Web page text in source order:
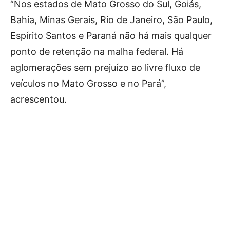
“Nos estados de Mato Grosso do Sul, Goiás,
Bahia, Minas Gerais, Rio de Janeiro, São Paulo,
Espírito Santos e Paraná não há mais qualquer
ponto de retenção na malha federal. Há
aglomerações sem prejuízo ao livre fluxo de
veículos no Mato Grosso e no Pará”,
acrescentou.